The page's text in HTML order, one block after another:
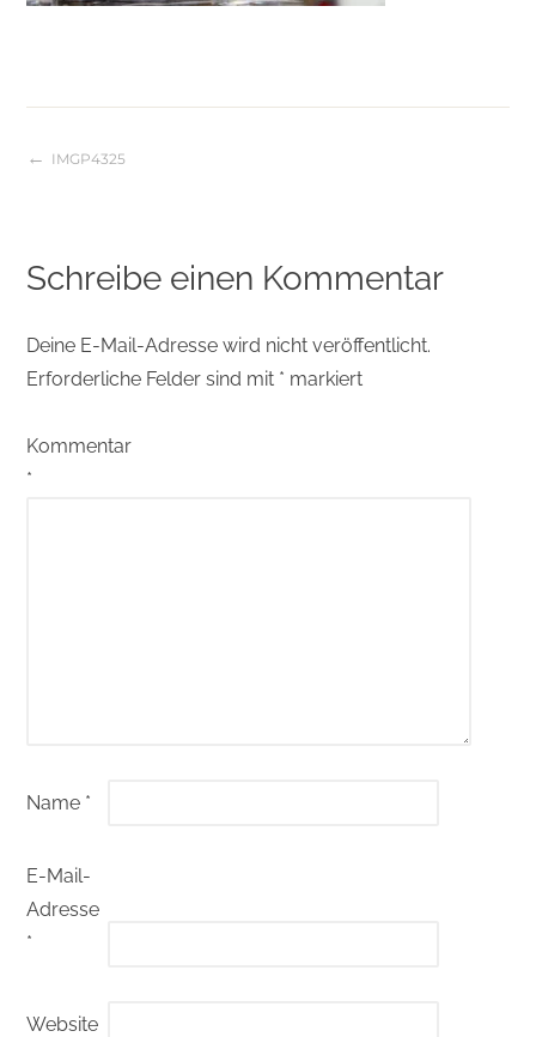
Beitragsnavigation
IMGP4325
Schreibe einen Kommentar
Deine E-Mail-Adresse wird nicht veröffentlicht.
Erforderliche Felder sind mit * markiert
Kommentar
*
Name *
E-Mail-
Adresse
*
Website